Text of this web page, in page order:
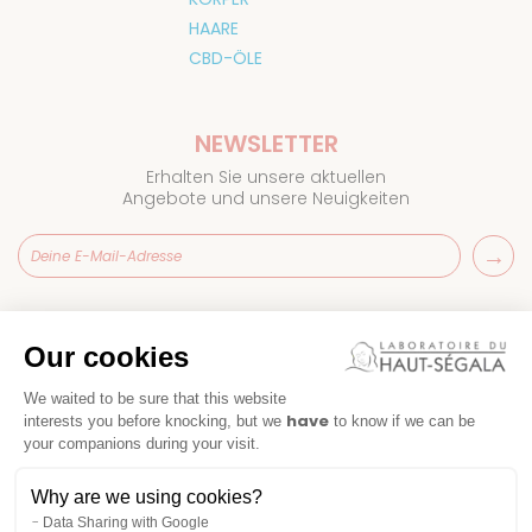
HAARE
CBD-ÖLE
Häufig gestellte Fragen
Kontakt
NEWSLETTER
Erhalten Sie unsere aktuellen
Angebote und unsere Neuigkeiten
Our cookies
We waited to be sure that this website
interests you before knocking, but we have to know if we can be
your companions during your visit.
Why are we using cookies?
Data Sharing with Google